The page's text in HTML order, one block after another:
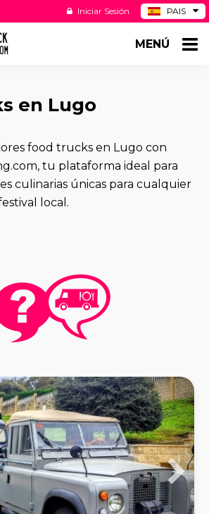
PAIS
DE
Iniciar Sesión
MENÚ
en Lugo
food trucks en Lugo con
tu plataforma ideal para
culinarias únicas para cualquier
local.